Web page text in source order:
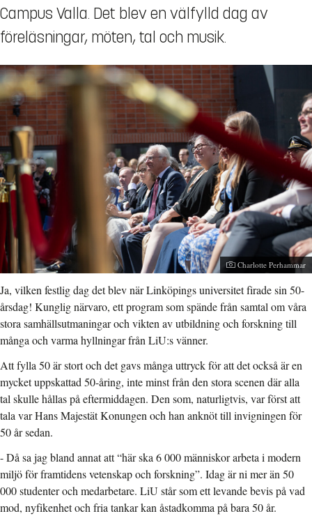
Campus Valla. Det blev en välfylld dag av
föreläsningar, möten, tal och musik.
Fotograf:
Charlotte Perhammar
Ja, vilken festlig dag det blev när Linköpings universitet firade sin 50-
årsdag! Kunglig närvaro, ett program som spände från samtal om våra
stora samhällsutmaningar och vikten av utbildning och forskning till
många och varma hyllningar från LiU:s vänner.
Att fylla 50 är stort och det gavs många uttryck för att det också är en
mycket uppskattad 50-åring, inte minst från den stora scenen där alla
tal skulle hållas på eftermiddagen. Den som, naturligtvis, var först att
tala var Hans Majestät Konungen och han anknöt till invigningen för
50 år sedan.
- Då sa jag bland annat att “här ska 6 000 människor arbeta i modern
miljö för framtidens vetenskap och forskning”. Idag är ni mer än 50
000 studenter och medarbetare. LiU står som ett levande bevis på vad
mod, nyfikenhet och fria tankar kan åstadkomma på bara 50 år.